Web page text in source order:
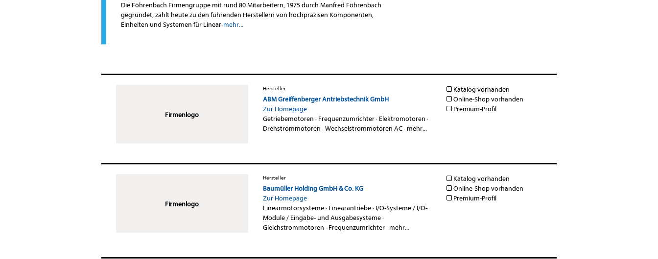
Die Föhrenbach Firmengruppe mit rund 80 Mitarbeitern, 1975 durch Manfred Föhrenbach
gegründet, zählt heute zu den führenden Herstellern von hochpräzisen Komponenten,
Einheiten und Systemen für Linear-mehr...
Firmenlogo
Hersteller
ABM Greiffenberger Antriebstechnik GmbH
Zur Homepage
Getriebemotoren · Frequenzumrichter· Elektromotoren ·
Drehstrommotoren ·Wechselstrommotoren AC· mehr...
Katalog vorhanden
Online-Shop vorhanden
Premium-Profil
Firmenlogo
Hersteller
Baumüller Holding GmbH & Co. KG
Zur Homepage
Linearmotorsysteme· Linearantriebe· I/O-Systeme / I/O-
Module / Eingabe- und Ausgabesysteme·
Gleichstrommotoren · Frequenzumrichter· mehr...
Katalog vorhanden
Online-Shop vorhanden
Premium-Profil